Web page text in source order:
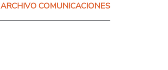
ARCHIVO COMUNICACIONES